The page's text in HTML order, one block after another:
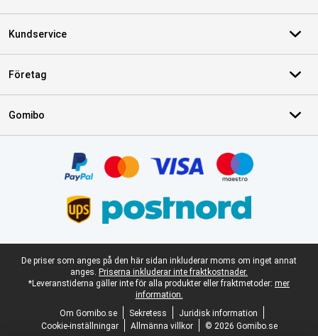
Kundservice
Företag
Gomibo
Juridisk fotnot
De priser som anges på den här sidan inkluderar moms om inget annat
anges. Priserna inkluderar inte fraktkostnader.
*Leveranstiderna gäller inte för alla produkter eller fraktmetoder: mer
information.
Om Gomibo.se
Sekretess
Juridisk information
Cookie-inställningar
Allmänna villkor © 2026 Gomibo.se